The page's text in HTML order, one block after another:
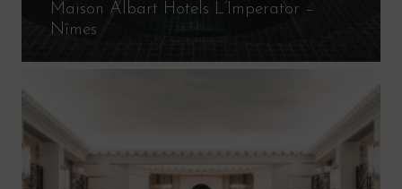
Maison Albart Hotels L’Imperator –
Nîmes